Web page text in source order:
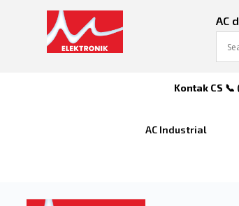
AC
Kontak CS 📞
AC Industrial